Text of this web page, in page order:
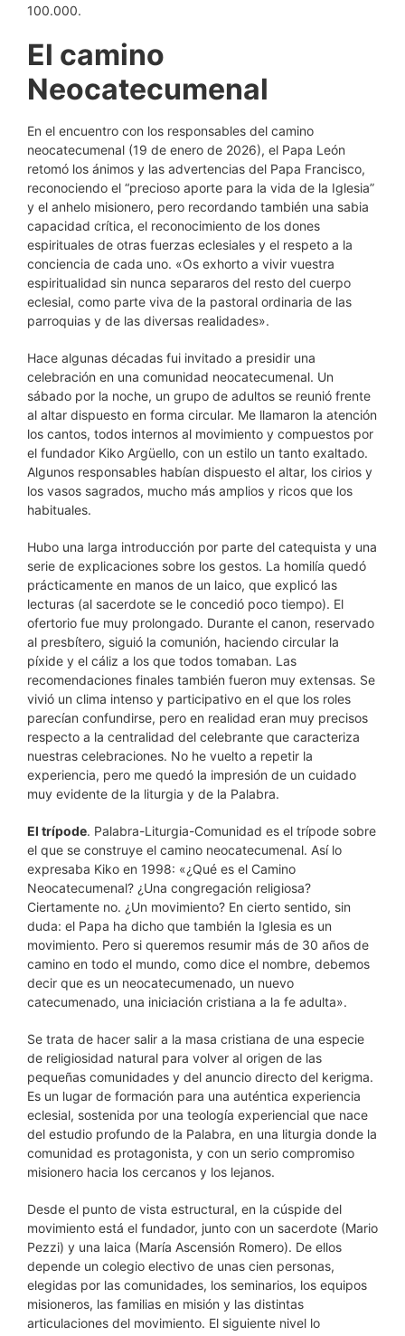
100.000.
El camino
Neocatecumenal
En el encuentro con los responsables del camino
neocatecumenal (19 de enero de 2026), el Papa León
retomó los ánimos y las advertencias del Papa Francisco,
reconociendo el “precioso aporte para la vida de la Iglesia”
y el anhelo misionero, pero recordando también una sabia
capacidad crítica, el reconocimiento de los dones
espirituales de otras fuerzas eclesiales y el respeto a la
conciencia de cada uno. «Os exhorto a vivir vuestra
espiritualidad sin nunca separaros del resto del cuerpo
eclesial, como parte viva de la pastoral ordinaria de las
parroquias y de las diversas realidades».
Hace algunas décadas fui invitado a presidir una
celebración en una comunidad neocatecumenal. Un
sábado por la noche, un grupo de adultos se reunió frente
al altar dispuesto en forma circular. Me llamaron la atención
los cantos, todos internos al movimiento y compuestos por
el fundador Kiko Argüello, con un estilo un tanto exaltado.
Algunos responsables habían dispuesto el altar, los cirios y
los vasos sagrados, mucho más amplios y ricos que los
habituales.
Hubo una larga introducción por parte del catequista y una
serie de explicaciones sobre los gestos. La homilía quedó
prácticamente en manos de un laico, que explicó las
lecturas (al sacerdote se le concedió poco tiempo). El
ofertorio fue muy prolongado. Durante el canon, reservado
al presbítero, siguió la comunión, haciendo circular la
píxide y el cáliz a los que todos tomaban. Las
recomendaciones finales también fueron muy extensas. Se
vivió un clima intenso y participativo en el que los roles
parecían confundirse, pero en realidad eran muy precisos
respecto a la centralidad del celebrante que caracteriza
nuestras celebraciones. No he vuelto a repetir la
experiencia, pero me quedó la impresión de un cuidado
muy evidente de la liturgia y de la Palabra.
El trípode. Palabra-Liturgia-Comunidad es el trípode sobre
el que se construye el camino neocatecumenal. Así lo
expresaba Kiko en 1998: «¿Qué es el Camino
Neocatecumenal? ¿Una congregación religiosa?
Ciertamente no. ¿Un movimiento? En cierto sentido, sin
duda: el Papa ha dicho que también la Iglesia es un
movimiento. Pero si queremos resumir más de 30 años de
camino en todo el mundo, como dice el nombre, debemos
decir que es un neocatecumenado, un nuevo
catecumenado, una iniciación cristiana a la fe adulta».
Se trata de hacer salir a la masa cristiana de una especie
de religiosidad natural para volver al origen de las
pequeñas comunidades y del anuncio directo del kerigma.
Es un lugar de formación para una auténtica experiencia
eclesial, sostenida por una teología experiencial que nace
del estudio profundo de la Palabra, en una liturgia donde la
comunidad es protagonista, y con un serio compromiso
misionero hacia los cercanos y los lejanos.
Desde el punto de vista estructural, en la cúspide del
movimiento está el fundador, junto con un sacerdote (Mario
Pezzi) y una laica (María Ascensión Romero). De ellos
depende un colegio electivo de unas cien personas,
elegidas por las comunidades, los seminarios, los equipos
misioneros, las familias en misión y las distintas
articulaciones del movimiento. El siguiente nivel lo